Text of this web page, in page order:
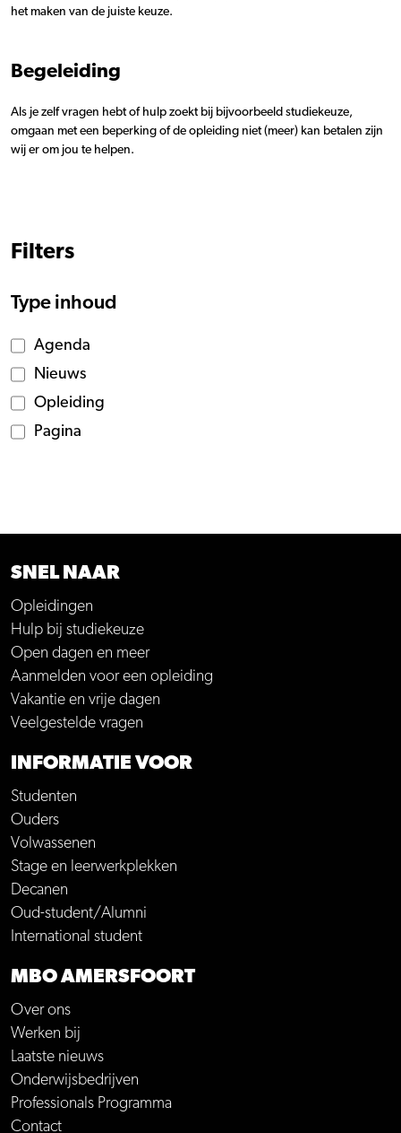
het maken van de juiste keuze.
Begeleiding
Als je zelf vragen hebt of hulp zoekt bij bijvoorbeeld studiekeuze,
omgaan met een beperking of de opleiding niet (meer) kan betalen zijn
wij er om jou te helpen.
Filters
Type inhoud
Agenda
Nieuws
Opleiding
Pagina
SNEL NAAR
Opleidingen
Hulp bij studiekeuze
Open dagen en meer
Aanmelden voor een opleiding
Vakantie en vrije dagen
Veelgestelde vragen
INFORMATIE VOOR
Studenten
Ouders
Volwassenen
Stage en leerwerkplekken
Decanen
Oud-student/Alumni
International student
MBO AMERSFOORT
Over ons
Werken bij
Laatste nieuws
Onderwijsbedrijven
Professionals Programma
Contact